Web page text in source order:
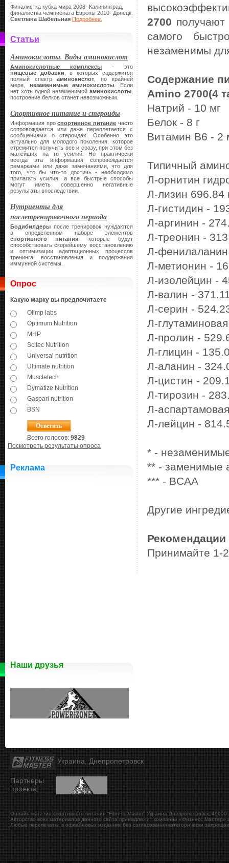
Финалистка кубка мира 2008- Калининград,
финалистка чемпионата Европы 2010- Донецк.
Светлана Шабельная Подробнее.
Статьи
Аминокислоты. Виды аминокислот
Аминокислотные комплексы - это
пищевые добавки , в которых содержится
полный спектраминокислот , по крайней
мере, незаменимые аминокислоты . Если
нет хоть одной незаменимой аминокислоты
построение белков станет невозможным.
Спортивное питание и стероиды
Информация проспортивное питание часто
сопровождается или даже переплетается с
сообщениями о стероидах. Особенно это
актуально для молодого поколения, которое
стремится получить все и сразу, при этом без
малейших на то усилий. Но практически
всегда эта информация сопровождается
ремарками или даже замечаниями, что для
того, что бы что-то достичь - необходимо
прилагать усилия, а все быстрые способы
могут иметь совершенно негативные
результаты впоследствии.
Нутриенты для
послетренировочного периода
Бодибилдеры после тренировок нуждаются
в определенном наборе элементов
спортивного питания , которые будут
способствовать скорейшему восстановлению
и оптимизации адаптационных процессов
тренинга, восстановления и поддержания
иммунной системы.
Опрос
Какую марку вы предпочитаете
Olimp labs
Optimum Nutrition
MHP
Scitec Nutrition
Universal nutrition
Ultimate nutrition
Muscletech
Dymatize Nutrition
Gaspari nutrition
BSN
Всего голосов: 9829
Посмотреть результаты опроса
Реклама
Наши друзья
2700 получают
самого
незаменимы
Содержание
Amino 2700(4
Натрий - 10 мг
Белок - 8 г
Витамин В6 - 2
Типичный
Л-орнитин
Л-лизин 696.84
Л-гистидин -
Л-аргинин -
Л-треонин -
Л-
Л-метионин -
Л-изолейцин -
Л-валин -
Л-серин -
Л-
Л-пролин -
Л-глицин -
Л-аланин -
Л-цистин -
Л-тирозин -
Л-
Л-лейцин -
* -
** - заменимые
*** - BCAA
Другие
Принимайте 1-
Украина, Днепропетровск
Партнеры
проекта:
Онлайн магазин спортивного питания "Fitness Master" Украина Днепропетровск 49000
Авторство всех материалов данного сайта принадлежит компании «Фитнесс Мастер»
Любые перепечатки в офлайновых изданиях без согласования категорически